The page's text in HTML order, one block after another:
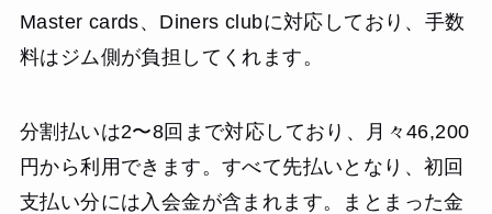
Master cards、Diners clubに対応しており、手数
料はジム側が負担してくれます。
分割払いは2〜8回まで対応しており、月々46,200
円から利用できます。すべて先払いとなり、初回
支払い分には入会金が含まれます。まとまった金